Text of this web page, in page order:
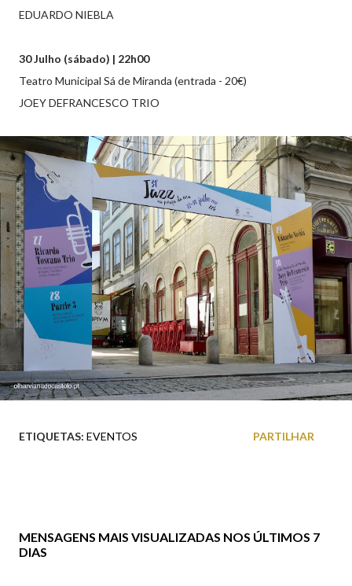
EDUARDO NIEBLA
30 Julho (sábado) | 22h00
Teatro Municipal Sá de Miranda (entrada - 20€)
JOEY DEFRANCESCO TRIO
ETIQUETAS: EVENTOS PARTILHAR
MENSAGENS MAIS VISUALIZADAS NOS ÚLTIMOS 7
DIAS